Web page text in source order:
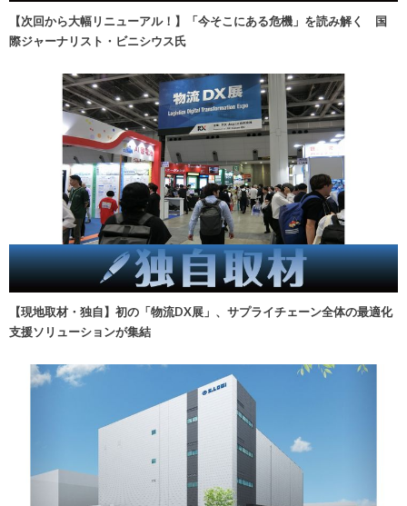
【次回から大幅リニューアル！】「今そこにある危機」を読み解く 国
際ジャーナリスト・ビニシウス氏
【現地取材・独自】初の「物流DX展」、サプライチェーン全体の最適化
支援ソリューションが集結